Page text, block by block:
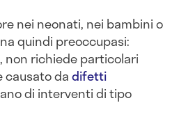
nei neonati, nei bambini o
quindi preoccupasi:
richiede particolari
causato dadifetti
di interventi di tipo